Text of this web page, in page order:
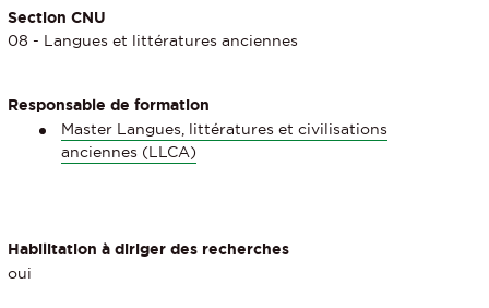
Section CNU
08 - Langues et littératures anciennes
Responsable de formation
Master Langues, littératures et civilisations
anciennes (LLCA)
Habilitation à diriger des recherches
oui